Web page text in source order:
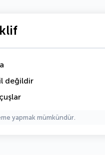
değildir
yapmak mümkündür.